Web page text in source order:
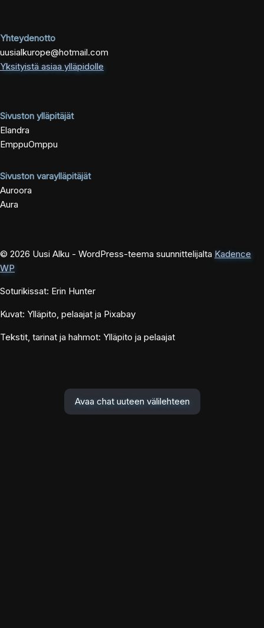
Yhteydenotto
uusialkurope@hotmail.com
Yksityistä asiaa ylläpidolle
Sivuston ylläpitäjät
Elandra
EmppuOmppu
Sivuston varaylläpitäjät
Auroora
Aura
© 2026 Uusi Alku - WordPress-teema suunnittelijalta Kadence
WP
Soturikissat: Erin Hunter
Kuvat: Ylläpito, pelaajat ja Pixabay
Tekstit, tarinat ja hahmot: Ylläpito ja pelaajat
Avaa chat uuteen välilehteen